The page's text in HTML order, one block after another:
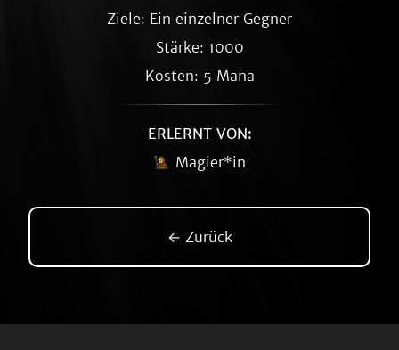
Ziele: Ein einzelner Gegner
Stärke: 1000
Kosten: 5 Mana
ERLERNT VON:
Magier*in
← Zurück